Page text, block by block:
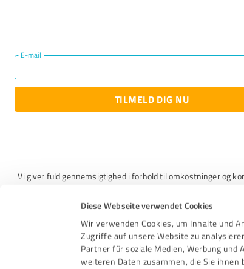
Diese Webseite verwendet Cookies
Wir verwenden Cookies, um Inhalte und
Zugriffe auf unsere Website zu
Partner für soziale Medien, Werbung
weiteren Daten zusammen, die Sie
E-mail
TILMELD DIG NU
Vi giver fuld gennemsigtighed i forhold til omkostninger og
oplysninger.